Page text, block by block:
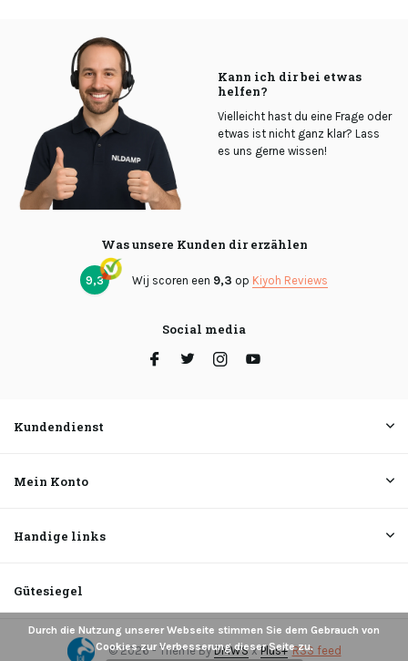
Kann ich dir bei etwas
helfen?
Vielleicht hast du eine Frage oder
etwas ist nicht ganz klar? Lass
es uns gerne wissen!
Was unsere Kunden dir erzählen
9,3 Wij scoren een 9,3 op Kiyoh Reviews
Social media
Kundendienst
Mein Konto
Handige links
Gütesiegel
© 2026 - Theme ByDMWSxPlus+ RSS feed
Durch die Nutzung unserer Webseite stimmen Sie dem Gebrauch von
Cookies zur Verbesserung dieser Seite zu.